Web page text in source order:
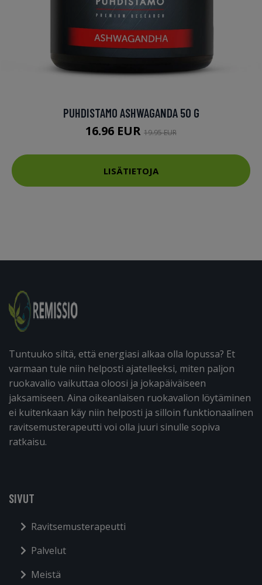
PUHDISTAMO ASHWAGANDA 50 G
16.96 EUR 19.95 EUR
LISÄTIETOJA
Tuntuuko siltä, että energiasi alkaa olla lopussa? Et
varmaan tule niin helposti ajatelleeksi, miten paljon
ruokavalio vaikuttaa oloosi ja jokapäiväiseen
jaksamiseen. Aina oikeanlaisen ruokavalion löytäminen
ei kuitenkaan käy niin helposti ja silloin funktionaalinen
ravitsemusterapeutti voi olla juuri sinulle sopiva
ratkaisu.
SIVUT
Ravitsemusterapeutti
Palvelut
Meistä